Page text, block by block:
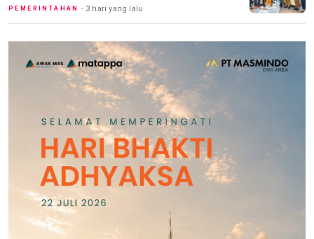
PEMERINTAHAN 3 hari yang lalu